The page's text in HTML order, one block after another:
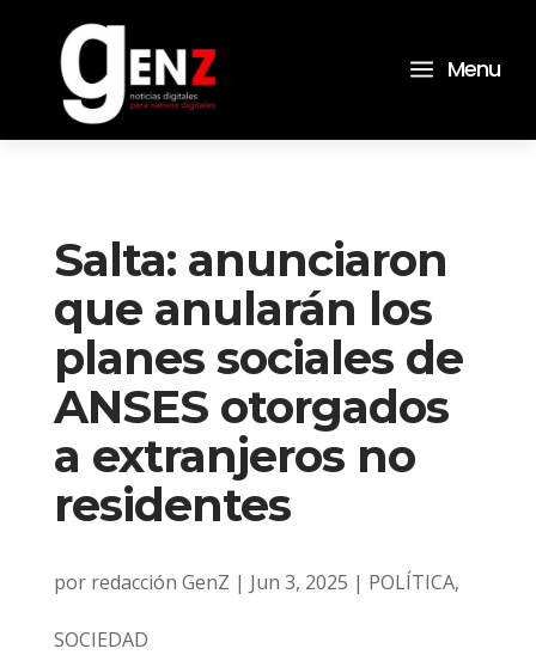
a Menu
Salta: anunciaron
que anularán los
planes sociales de
ANSES otorgados
a extranjeros no
residentes
por redacción GenZ | Jun 3, 2025 | POLÍTICA,
SOCIEDAD